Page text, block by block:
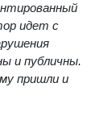
идет с
и публичны.
пришли и